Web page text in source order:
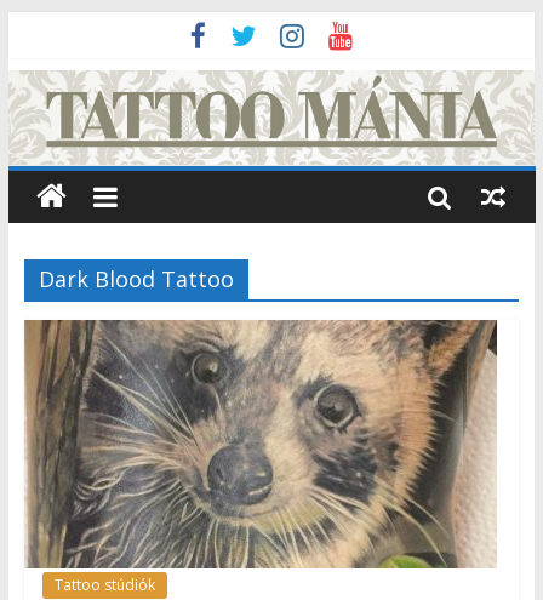
Dark Blood Tattoo
Tattoo stúdiók